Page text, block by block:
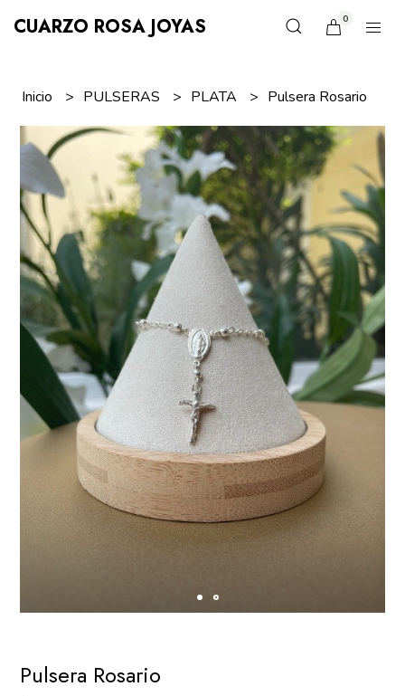
CUARZO ROSA JOYAS 0
Inicio PULSERAS PLATA Pulsera Rosario
Pulsera Rosario